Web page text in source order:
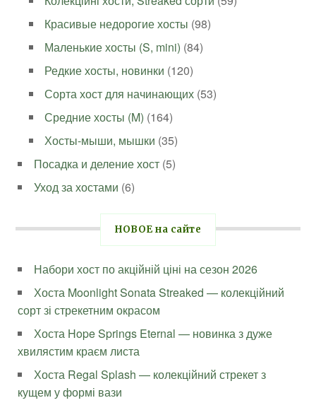
Красивые недорогие хосты (98)
Маленькие хосты (S, mini) (84)
Редкие хосты, новинки (120)
Сорта хост для начинающих (53)
Средние хосты (M) (164)
Хосты-мыши, мышки (35)
Посадка и деление хост (5)
Уход за хостами (6)
НОВОЕ на сайте
Набори хост по акційній ціні на сезон 2026
Хоста Moonlight Sonata Streaked — колекційний
сорт зі стрекетним окрасом
Хоста Hope Springs Eternal — новинка з дуже
хвилястим краєм листа
Хоста Regal Splash — колекційний стрекет з
кущем у формі вази